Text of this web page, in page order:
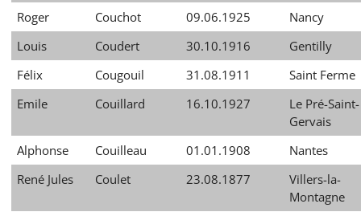
Roger
Couchot 09.06.1925
Nancy
Louis
Coudert 30.10.1916
Gentilly
Félix
Cougouil 31.08.1911
Saint Ferme
Emile
Couillard 16.10.1927
Le Pré-Saint-
Gervais
Alphonse
Couilleau 01.01.1908
Nantes
René Jules
Coulet 23.08.1877
Villers-la-
Montagne